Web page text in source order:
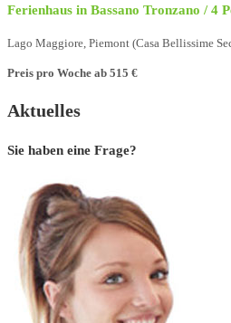
Ferienhaus in Bassano Tronzano / 4
Lago Maggiore, Piemont (Casa Bellissime
Preis pro Woche ab 515 €
Aktuelles
Sie haben eine Frage?